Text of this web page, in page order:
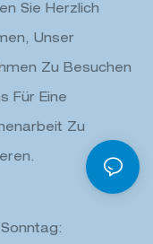
Sie Herzlich
Unser
Zu Besuchen
Für Eine
Zu